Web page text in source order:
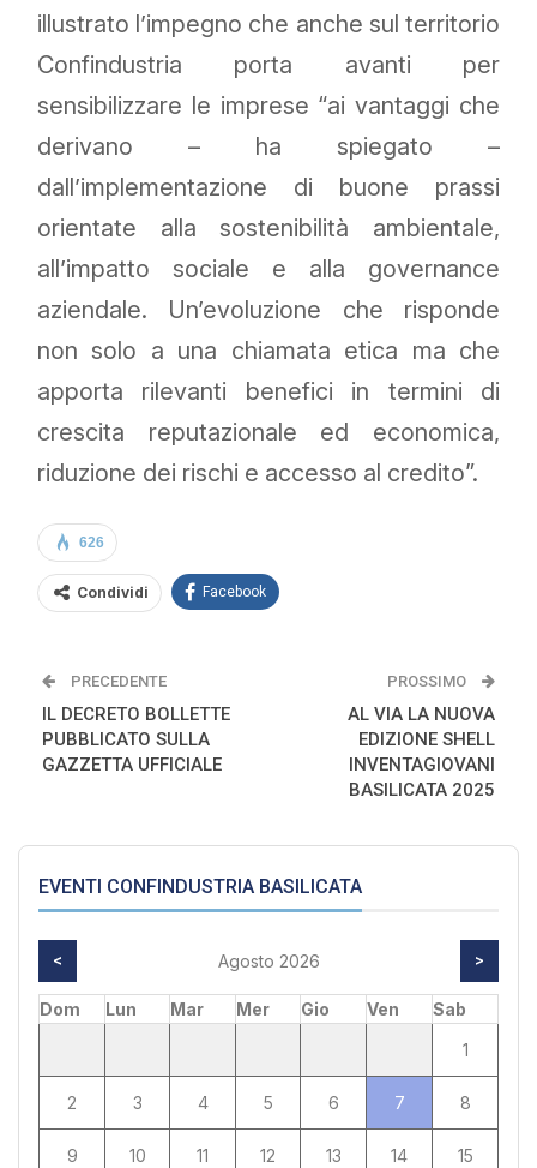
illustrato l’impegno che anche sul territorio
Confindustria porta avanti per
sensibilizzare le imprese “ai vantaggi che
derivano – ha spiegato –
dall’implementazione di buone prassi
orientate alla sostenibilità ambientale,
all’impatto sociale e alla governance
aziendale. Un’evoluzione che risponde
non solo a una chiamata etica ma che
apporta rilevanti benefici in termini di
crescita reputazionale ed economica,
riduzione dei rischi e accesso al credito”.
626
Condividi Facebook
PRECEDENTE
IL DECRETO BOLLETTE
PUBBLICATO SULLA
GAZZETTA UFFICIALE
PROSSIMO
AL VIA LA NUOVA
EDIZIONE SHELL
INVENTAGIOVANI
BASILICATA 2025
EVENTI CONFINDUSTRIA BASILICATA
< Agosto 2026 >
Dom Lun Mar Mer Gio Ven
Sab
1
2 3 4 5 6 7 8
9 10 11 12 13 14 15